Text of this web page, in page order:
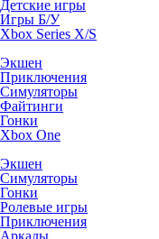
Детские игры
Игры Б/У
Xbox Series X/S
Экшен
Приключения
Симуляторы
Файтинги
Гонки
Xbox One
Экшен
Симуляторы
Гонки
Ролевые игры
Приключения
Аркады